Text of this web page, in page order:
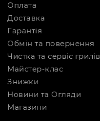
Оплата
Доставка
Гарантія
Обмін та повернення
Чистка та сервіс грилів
Майстер-клас
Знижки
Новини та Огляди
Магазини